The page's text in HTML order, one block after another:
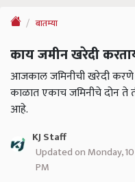
बातम्या
काय जमीन खरेदी
आजकाल जमिनीची खरेदी
काळात एकाच जमिनीचे दोन ते
आहे.
KJ Staff
Updated on Monday,
PM